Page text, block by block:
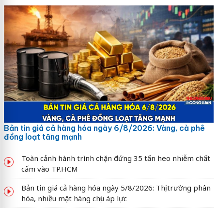
Bản tin giá cả hàng hóa ngày 6/8/2026: Vàng, cà phê
đồng loạt tăng mạnh
Toàn cảnh hành trình chặn đứng 35 tấn heo nhiễm chất
cấm vào TP.HCM
Bản tin giá cả hàng hóa ngày 5/8/2026: Thị trường phân
hóa, nhiều mặt hàng chịu áp lực